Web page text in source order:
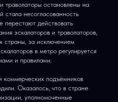
траволаторы остановлены на
стала несогласованность
перестают действовать
эскалаторов и траволаторов,
страны, за исключением
в метро регулируется
и правилами.
подъёмников
Оказалось, что в стране
уполномоченные